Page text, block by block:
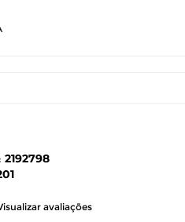
2192798
avaliações